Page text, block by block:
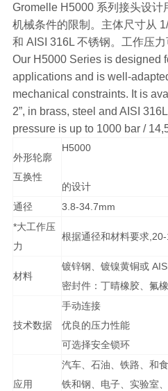
Gromelle H5000 系列接头设计
机械条件的限制。主体尺寸从
和 AISI 316L 不锈钢。工作压
Our H5000 Series is designed
applications and is well-
mechanical constraints. It is
2”, in brass, steel and AISI
pressure is up to 1000 bar /
外形轮廓
互换性
H5000
的设计
通径
3.8-34.7mm
*大工作压
力
根据通径和材料要求
材料
镀锌钢、镀镍黄铜或
密封件：丁晴橡胶、氟
技术数据
手动连接
优良的压力性能
可选择安全锁环
应用
汽车、石油、铁路、和
铁和钢、电子、实验室